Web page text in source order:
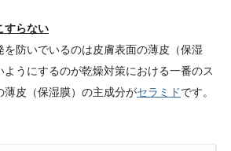
すらない
防いでいるのは皮膚表面の薄皮（保湿
ようにするのが乾燥対策における一番のス
薄皮（保湿膜）の主成分がセラミドです。